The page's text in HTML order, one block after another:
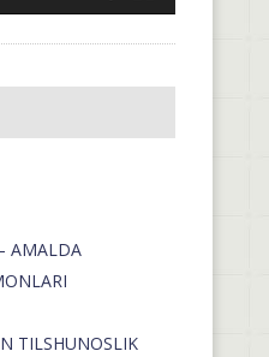
AMALDA
TILSHUNOSLIK